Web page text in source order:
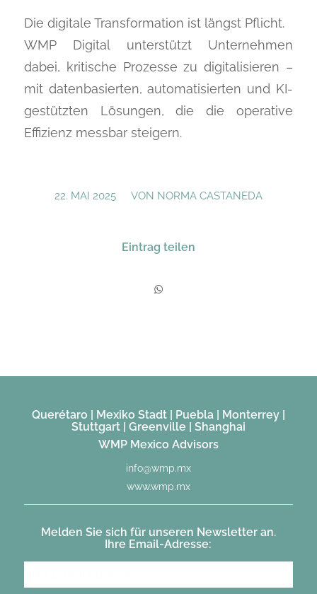
Die digitale Transformation ist längst Pflicht.
WMP Digital unterstützt Unternehmen
dabei, kritische Prozesse zu digitalisieren –
mit datenbasierten, automatisierten und KI-
gestützten Lösungen, die die operative
Effizienz messbar steigern.
22. MAI 2025
/ VON NORMA CASTANEDA
Eintrag teilen
Querétaro | Mexiko Stadt | Puebla | Monterrey |
Stuttgart | Greenville | Shanghai
WMP Mexico Advisors
info@wmp.mx
www.wmp.mx
Melden Sie sich für unseren Newsletter an.
Ihre Email-Adresse: